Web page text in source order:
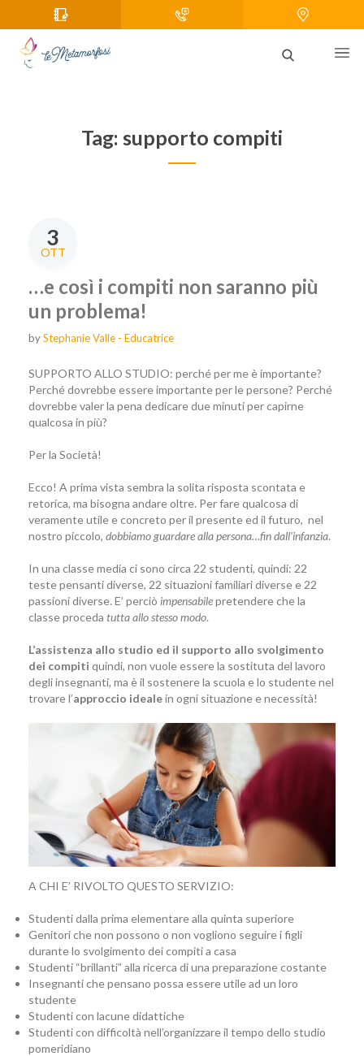
Tag: supporto compiti
3
OTT
…e così i compiti non saranno più
un problema!
byStephanie Valle - Educatrice
SUPPORTO ALLO STUDIO: perché per me è importante?
Perché dovrebbe essere importante per le persone? Perché
dovrebbe valer la pena dedicare due minuti per capirne
qualcosa in più?
Per la Società!
Ecco! A prima vista sembra la solita risposta scontata e
retorica, ma bisogna andare oltre. Per fare qualcosa di
veramente utile e concreto per il presente ed il futuro, nel
nostro piccolo, dobbiamo guardare alla persona…fin dall’infanzia.
In una classe media ci sono circa 22 studenti, quindi: 22
teste pensanti diverse, 22 situazioni familiari diverse e 22
passioni diverse. E’ perciò impensabilepretendere che la
classe proceda tutta allo stesso modo.
L’assistenza allo studio ed il supporto allo svolgimento
dei compiti quindi, non vuole essere la sostituta del lavoro
degli insegnanti, ma è il sostenere la scuola e lo studente nel
trovare l’approccio idealein ogni situazione e necessità!
A CHI E’ RIVOLTO QUESTO SERVIZIO:
Studenti dalla prima elementare alla quinta superiore
Genitori che non possono o non vogliono seguire i figli
durante lo svolgimento dei compiti a casa
Studenti “brillanti” alla ricerca di una preparazione costante
Insegnanti che pensano possa essere utile ad un loro
studente
Studenti con lacune didattiche
Studenti con difficoltà nell’organizzare il tempo dello studio
pomeridiano